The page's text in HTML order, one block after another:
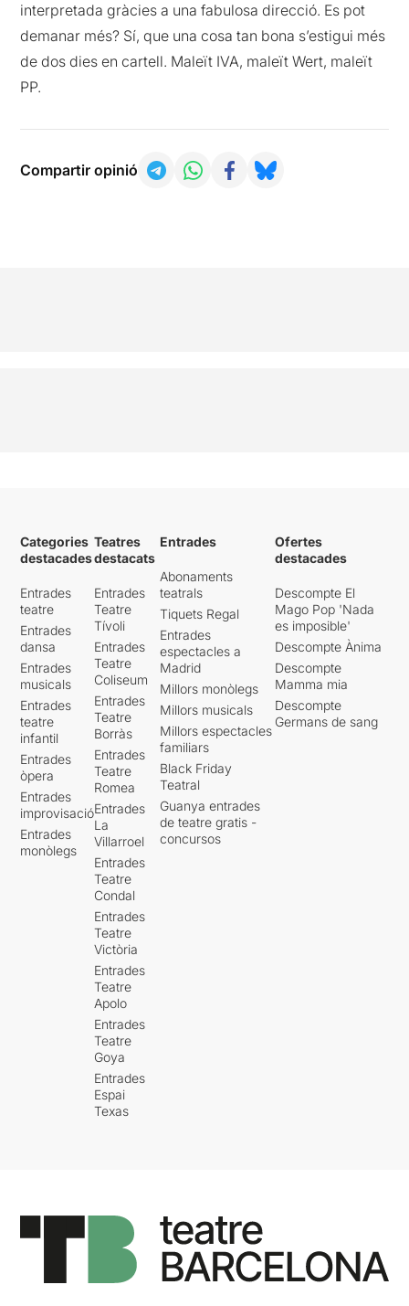
interpretada gràcies a una fabulosa direcció. Es pot
demanar més? Sí, que una cosa tan bona s’estigui més
de dos dies en cartell. Maleït IVA, maleït Wert, maleït
PP.
Compartir opinió
Categories
destacades
Entrades
teatre
Entrades
dansa
Entrades
musicals
Entrades
teatre
infantil
Entrades
òpera
Entrades
improvisació
Entrades
monòlegs
Teatres
destacats
Entrades
Teatre
Tívoli
Entrades
Teatre
Coliseum
Entrades
Teatre
Borràs
Entrades
Teatre
Romea
Entrades
La
Villarroel
Entrades
Teatre
Condal
Entrades
Teatre
Victòria
Entrades
Teatre
Apolo
Entrades
Teatre
Goya
Entrades
Espai
Texas
Entrades
Abonaments
teatrals
Tiquets Regal
Entrades
espectacles a
Madrid
Millors monòlegs
Millors musicals
Millors espectacles
familiars
Black Friday
Teatral
Guanya entrades
de teatre gratis -
concursos
Ofertes
destacades
Descompte El
Mago Pop 'Nada
es imposible'
Descompte Ànima
Descompte
Mamma mia
Descompte
Germans de sang